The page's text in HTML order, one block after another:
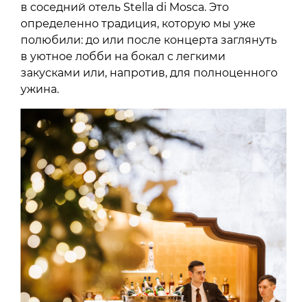
в соседний отель Stella di Mosca. Это
определенно традиция, которую мы уже
полюбили: до или после концерта заглянуть
в уютное лобби на бокал с легкими
закусками или, напротив, для полноценного
ужина.